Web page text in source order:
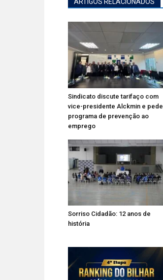
Sindicato discute tarifaço com
vice-presidente Alckmin e pede
programa de prevenção ao
emprego
Sorriso Cidadão: 12 anos de
história